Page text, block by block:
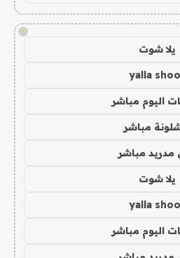
!
يلا شوت
yalla
اليوم مباشر
مباشر
مدريد مباشر
يلا شوت
yalla
اليوم مباشر